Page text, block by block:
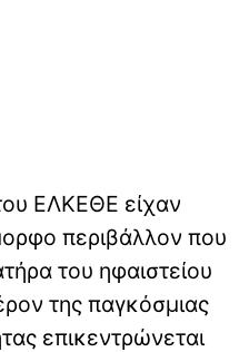
ΕΛΚΕΘΕ είχαν
περιβάλλον που
του ηφαιστείου
της παγκόσμιας
επικεντρώνεται